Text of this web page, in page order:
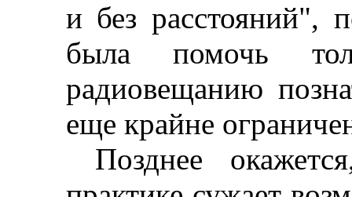
и без расстояний",
была помочь
радиовещанию
еще крайне
Позднее